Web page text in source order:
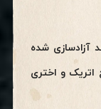
آزادسازی شده
اتریک و اختری